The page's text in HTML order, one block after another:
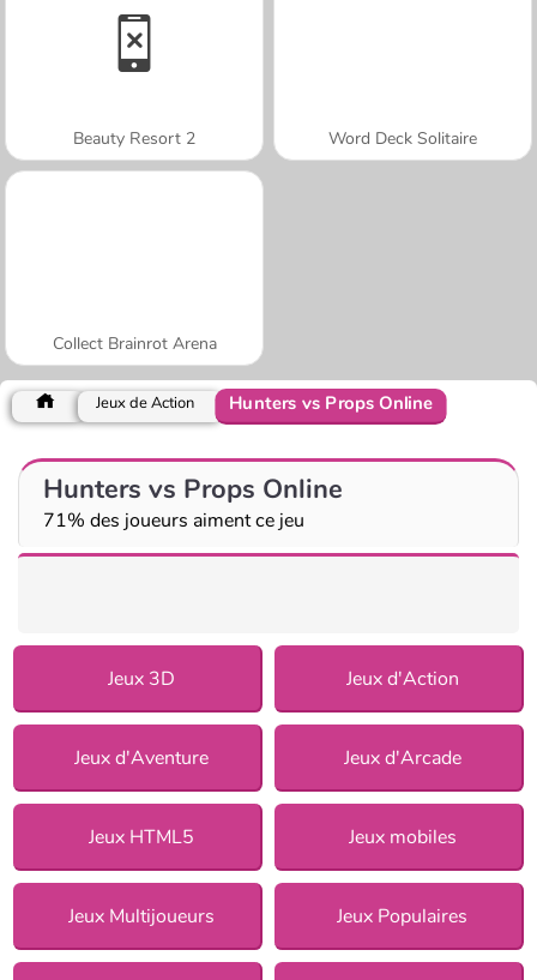
Beauty Resort 2 Word Deck Solitaire
Collect Brainrot Arena
Jeux de Action Hunters vs Props Online
Hunters vs Props Online
71% des joueurs aiment ce jeu
Jeux 3D Jeux d'Action
Jeux d'Aventure Jeux d'Arcade
Jeux HTML5 Jeux mobiles
Jeux Multijoueurs Jeux Populaires